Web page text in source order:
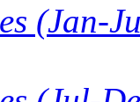
(Jan-